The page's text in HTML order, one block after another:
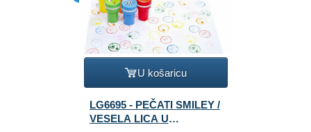
U košaricu
LG6695 - PEČATI SMILEY /
VESELA LICA U